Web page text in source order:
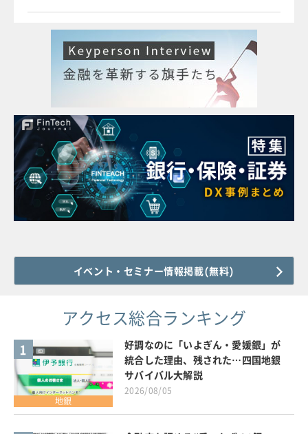
イベント・セミナー情報掲載(無料)
アクセス総合ランキング
1
地銀
好調なのに「いよぎん・愛媛銀」が
統合した理由、残された…四国地銀
サバイバル大解説
2026/08/05